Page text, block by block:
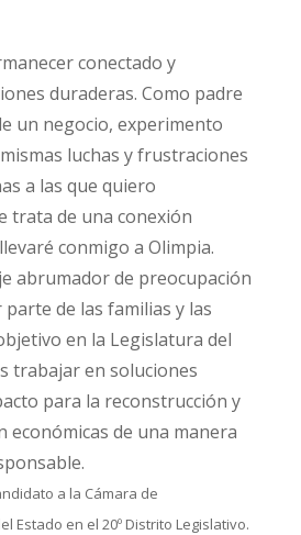
conectado y
duraderas. Como padre
un negocio, experimento
luchas y frustraciones
a las que quiero
trata de una conexión
conmigo a Olimpia.
abrumador de preocupación
de las familias y las
en la Legislatura del
trabajar en soluciones
para la reconstrucción y
económicas de una manera
a la Cámara de
Estado en el 20º Distrito Legislativo.